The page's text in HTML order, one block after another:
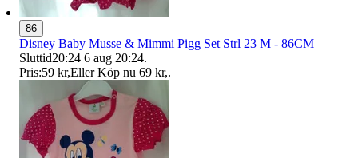
86
Disney Baby Musse & Mimmi Pigg Set Strl 23 M - 86CM
Sluttid20:24 6 aug 20:24.
Pris:59 kr,Eller Köp nu 69 kr,.